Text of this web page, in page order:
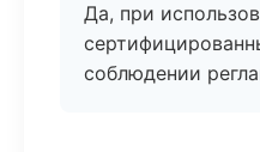
Да, при
соблюдении